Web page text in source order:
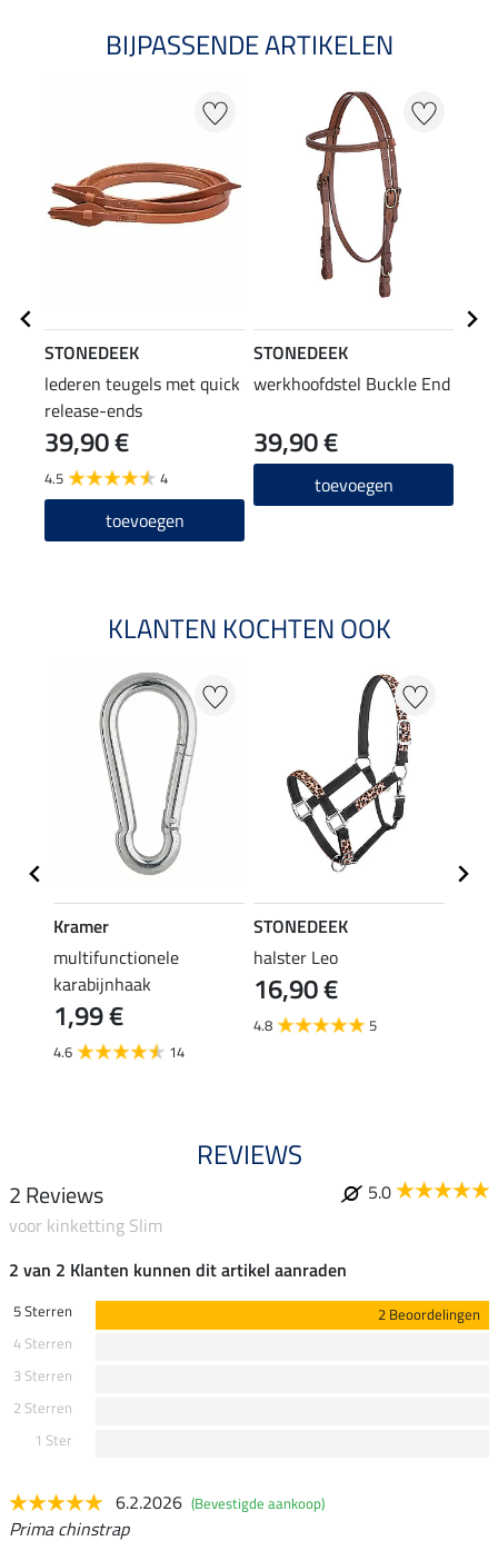
BIJPASSENDE ARTIKELEN
STONEDEEK
lederen teugels met quick
release-ends
39,90 €
4.5 4
toevoegen
STONEDEEK
werkhoofdstel Buckle End
39,90 €
toevoegen
KLANTEN KOCHTEN OOK
Kramer
multifunctionele
karabijnhaak
1,99 €
4.6 14
STONEDEEK
halster Leo
16,90 €
4.8 5
REVIEWS
2 Reviews
5.0
voor kinketting Slim
2 van 2 Klanten kunnen dit artikel aanraden
5 Sterren
2 Beoordelingen
4 Sterren
3 Sterren
2 Sterren
1 Ster
6.2.2026 (Bevestigde aankoop)
Prima chinstrap